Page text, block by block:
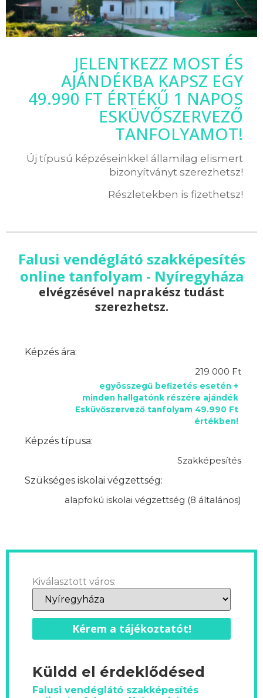
JELENTKEZZ MOST ÉS
AJÁNDÉKBA KAPSZ EGY
49.990 FT ÉRTÉKŰ 1 NAPOS
ESKÜVŐSZERVEZŐ
TANFOLYAMOT!
Új típusú képzéseinkkel államilag elismert
bizonyítványt szerezhetsz!
Részletekben is fizethetsz!
Falusi vendéglátó szakképesítés
online tanfolyam - Nyíregyháza
elvégzésével naprakész tudást
szerezhetsz.
Képzés ára:
219 000 Ft
egyösszegű befizetés esetén +
minden hallgatónk részére ajándék
Esküvőszervező tanfolyam 49.990 Ft
értékben!
Képzés típusa:
Szakképesítés
Szükséges iskolai végzettség:
alapfokú iskolai végzettség (8 általános)
Kiválasztott város:
Kérem a tájékoztatót!
Küldd el érdeklődésed
Falusi vendéglátó szakképesítés